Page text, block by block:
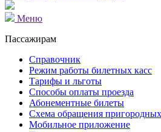
Меню
Пассажирам
Справочник
Режим работы билетных касс
Тарифы и льготы
Способы оплаты проезда
Абонементные билеты
Схема обращения
Мобильное приложение